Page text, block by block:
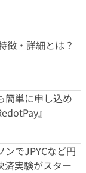
徴・詳細とは？
簡単に申し込め
』
ンでJPYCなど円
済実験がスター